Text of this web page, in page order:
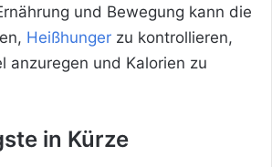
und Bewegung kann die
Heißhunger zu kontrollieren,
anzuregen und Kalorien zu
in Kürze